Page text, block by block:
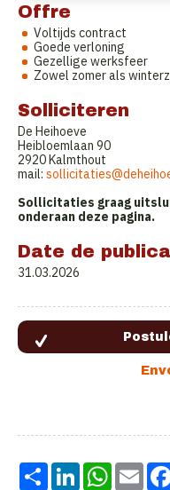
Offre
Voltijds contract
Goede verloning
Gezellige werksfeer
Zowel zomer als
Solliciteren
De Heihoeve
Heibloemlaan 90
2920 Kalmthout
mail: s
Sollicitaties graag
onderaan deze pagina.
Date de
31.03.2026
Share LinkedInWhatsApp